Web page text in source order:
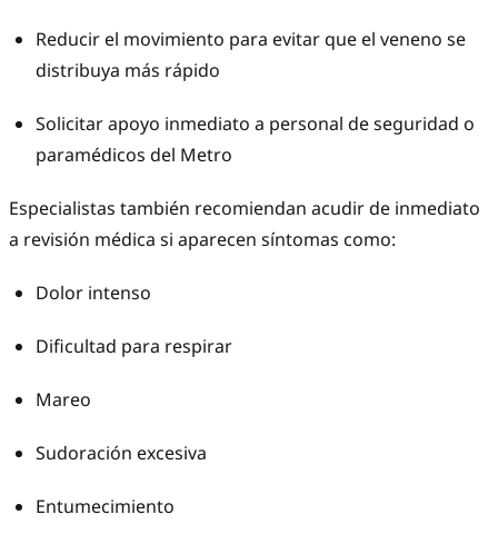
Reducir el movimiento para evitar que el veneno se
distribuya más rápido
Solicitar apoyo inmediato a personal de seguridad o
paramédicos del Metro
Especialistas también recomiendan acudir de inmediato
a revisión médica si aparecen síntomas como:
Dolor intenso
Dificultad para respirar
Mareo
Sudoración excesiva
Entumecimiento